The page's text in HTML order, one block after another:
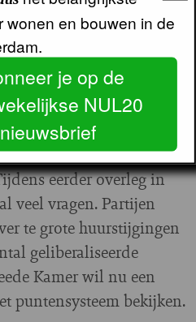
behandeling op 12
wederom
een schriftelijke
op het voorstel
zien, voordat zij
eerder overleg in
veel vragen. Partijen
te grote huurstijgingen
geliberaliseerde
Kamer wil nu een
puntensysteem bekijken.
wonen en bouwen in de
je op de
NUL20
nieuwsbrief